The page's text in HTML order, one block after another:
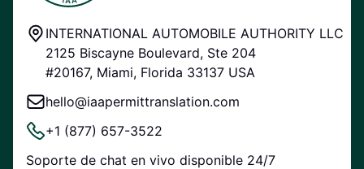
INTERNATIONAL AUTOMOBILE AUTHORITY LLC
2125 Biscayne Boulevard, Ste 204
#20167, Miami, Florida 33137 USA
hello@iaapermittranslation.com
+1 (877) 657-3522
Soporte de chat en vivo disponible 24/7